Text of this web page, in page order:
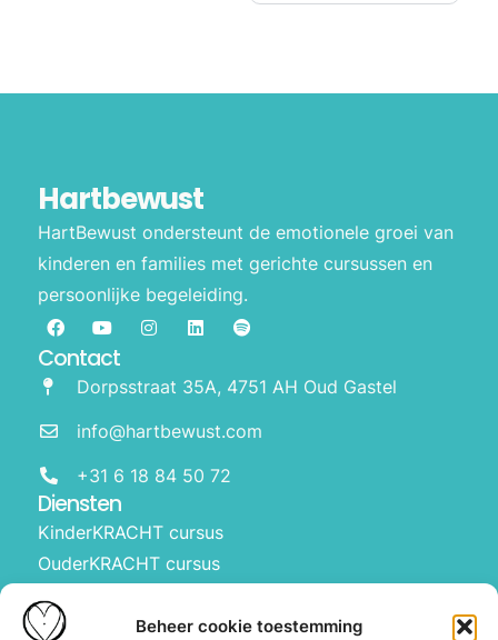
Beheer cookie toestemming
Hartbewust
HartBewust ondersteunt de emotionele groei van
kinderen en families met gerichte cursussen en
persoonlijke begeleiding.
Diensten
KinderKRACHT cursus
OuderKRACHT cursus
HartBewust op school
Manifesteren met kinderen
Contact
Dorpsstraat 35A, 4751 AH Oud Gastel
info@hartbewust.com
+31 6 18 84 50 72